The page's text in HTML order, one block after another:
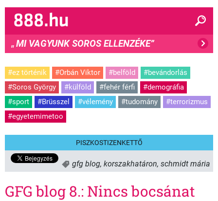
" MI VAGYUNK SOROS ELLENZÉKE”
#ez történik #Orbán Viktor #belföld
#bevándorlás
#Soros György
#külföld #fehér férfi
#demográfia
#sport
#Brüsszel #vélemény #tudomány
#terrorizmus
#egyetemimetoo
PISZKOSTIZENKETTŐ
gfg blog, korszakhatáron, schmidt mária
GFG blog 8.: Nincs bocsánat